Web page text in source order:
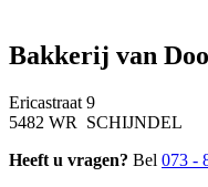
Bakkerij van
Ericastraat 9
5482 WR SCHIJNDEL
Heeft u vragen? Bel 073 -